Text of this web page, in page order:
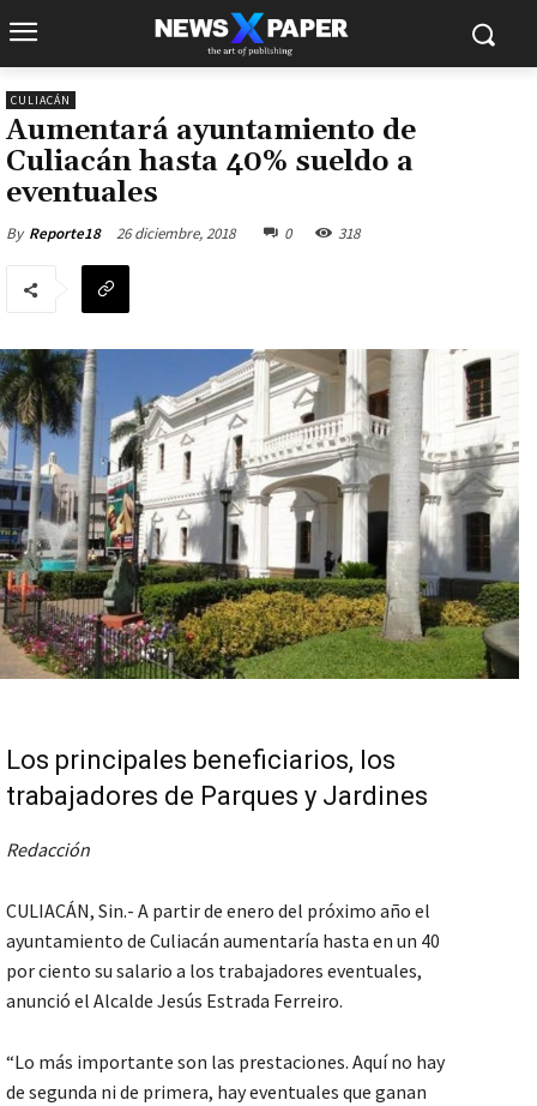
CULIACÁN
Aumentará ayuntamiento de
Culiacán hasta 40% sueldo a
eventuales
By Reporte18 26 diciembre, 2018 0 318
Los principales beneficiarios, los
trabajadores de Parques y Jardines
Redacción
CULIACÁN, Sin.- A partir de enero del próximo año el
ayuntamiento de Culiacán aumentaría hasta en un 40
por ciento su salario a los trabajadores eventuales,
anunció el Alcalde Jesús Estrada Ferreiro.
“Lo más importante son las prestaciones. Aquí no hay
de segunda ni de primera, hay eventuales que ganan